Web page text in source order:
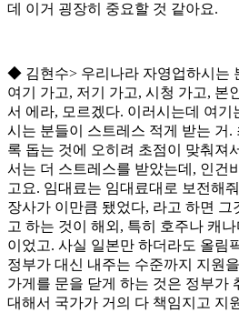
데 이거 굉장히 중요할 것 같아요.
◆ 김현수> 우리나라 자영업하시는
여기 가고, 저기 가고, 시청 가고, 본
서 에라, 모르겠다. 이러시는데 여기
시는 분들이 스트레스 적게 받는 거 .
록 돕는 것에 오히려 초점이 맞춰져
서는 더 스트레스를 받았는데 , 인건
고요. 임대료는 임대료대로 보전해
장사가 이만큼 됐었다, 라고 하면 그
고 하는 것이 해외 , 특히 호주나 캐
이었고. 사실 일본만 하더라도 올림
정부가 대신 내주는 수준까지 지원
가게를 문을 닫게 하는 것은 정부가
대해서 국가가 거의 다 책임지고 지